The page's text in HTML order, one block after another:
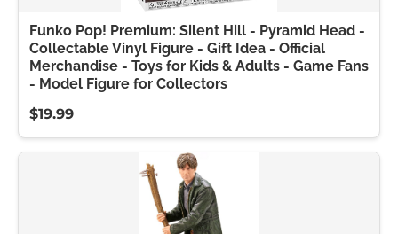
Funko Pop! Premium: Silent Hill - Pyramid Head -
Collectable Vinyl Figure - Gift Idea - Official
Merchandise - Toys for Kids & Adults - Game Fans
- Model Figure for Collectors
$19.99